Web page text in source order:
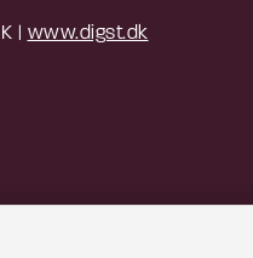
| www.digst.dk